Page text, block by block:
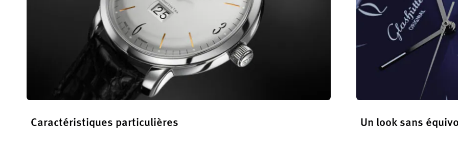
Caractéristiques particulières Un look sans